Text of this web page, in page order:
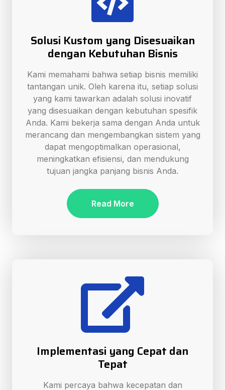
Solusi Kustom yang Disesuaikan
dengan Kebutuhan Bisnis
Kami memahami bahwa setiap bisnis memiliki
tantangan unik. Oleh karena itu, setiap solusi
yang kami tawarkan adalah solusi inovatif
yang disesuaikan dengan kebutuhan spesifik
Anda. Kami bekerja sama dengan Anda untuk
merancang dan mengembangkan sistem yang
dapat mengoptimalkan operasional,
meningkatkan efisiensi, dan mendukung
tujuan jangka panjang bisnis Anda.
Read More
Implementasi yang Cepat dan
Tepat
Kami percaya bahwa kecepatan dan